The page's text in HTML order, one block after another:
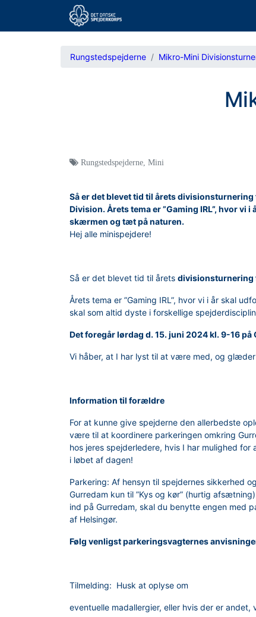
Rungstedspejderne Mikro-Mini
Rungstedspejderne Mini
Så er det blevet tid til årets
Division. Årets tema er ”Gaming IRL”, hvor
skærmen og tæt på naturen.
Hej alle minispejdere!
Så er det blevet tid til årets divisionsturnering
Årets tema er ”Gaming IRL”, hvor vi i år skal
skal som altid dyste i forskellige
Det foregår lørdag d. 15. juni 2024 kl. 9-16 på
Vi håber, at I har lyst til at være med, og
Information til forældre
For at kunne give spejderne den allerbedste
være til at koordinere parkeringen omkring
hos jeres spejderledere, hvis I har mulighed
i løbet af dagen!
Parkering: Af hensyn til spejdernes sikkerhed
Gurredam kun til ”Kys og kør” (hurtig
ind på Gurredam, skal du benytte engen med
af Helsingør.
Følg venligst parkeringsvagternes
Tilmelding: Husk at oplyse om
eventuelle madallergier, eller hvis der er